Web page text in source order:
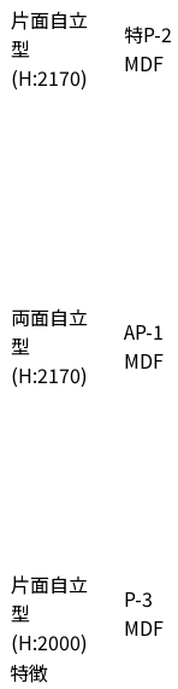
片面自立
型
(H:2170)
特P-2
MDF
両面自立
型
(H:2170)
AP-1
MDF
片面自立
型
(H:2000)
P-3
MDF
特徴